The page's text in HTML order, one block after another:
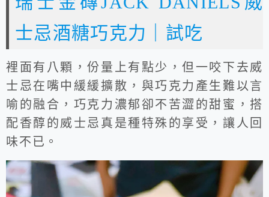
士忌酒糖巧克力｜試吃
裡面有八顆，份量上有點少，但一咬下去威
士忌在嘴中緩緩擴散，與巧克力產生難以言
喻的融合，巧克力濃郁卻不苦澀的甜蜜，搭
配香醇的威士忌真是種特殊的享受，讓人回
味不已。